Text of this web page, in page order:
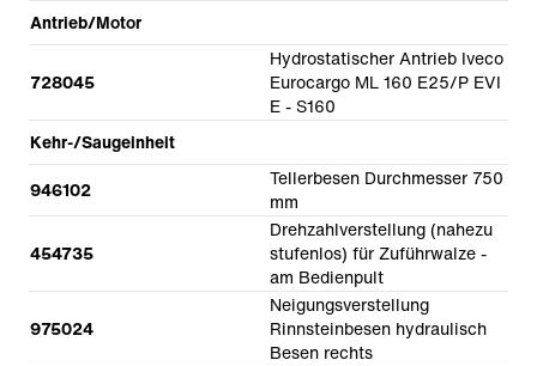
Antrieb/Motor
728045
Hydrostatischer Antrieb Iveco
Eurocargo ML 160 E25/P EVI
E - S160
Kehr-/Saugeinheit
946102
Tellerbesen Durchmesser 750
mm
454735
Drehzahlverstellung (nahezu
stufenlos) für Zuführwalze -
am Bedienpult
975024
Neigungsverstellung
Rinnsteinbesen hydraulisch
Besen rechts